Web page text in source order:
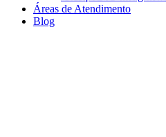
Áreas de Atendimento
Blog